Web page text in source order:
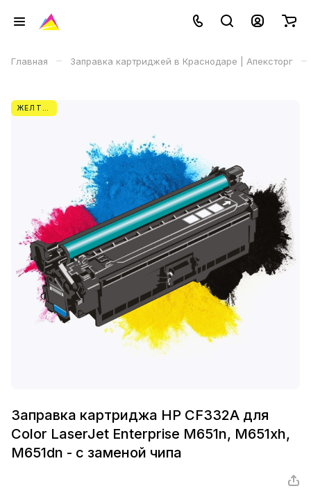
Главная – Заправка картриджей в Краснодаре | Апексторг –
Заправка картриджа HP CF332A для
Color LaserJet Enterprise M651n, M651xh,
M651dn - с заменой чипа